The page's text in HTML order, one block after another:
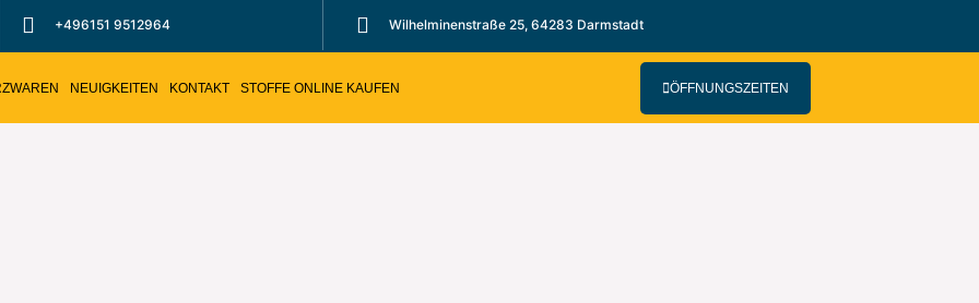
+496151 9512964 Wilhelminenstraße 25, 64283 Darmstadt
NEUIGKEITEN KONTAKT STOFFE ONLINE KAUFEN ÖFFNUNGSZEITEN